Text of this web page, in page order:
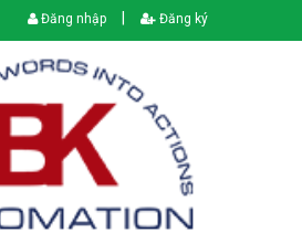
Đăng nhập Đăng ký